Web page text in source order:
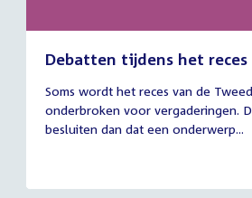
Debatten tijdens het reces
juli
2026
Soms wordt het reces van de
onderbroken voor vergaderingen.
besluiten dan dat een onderwerp...